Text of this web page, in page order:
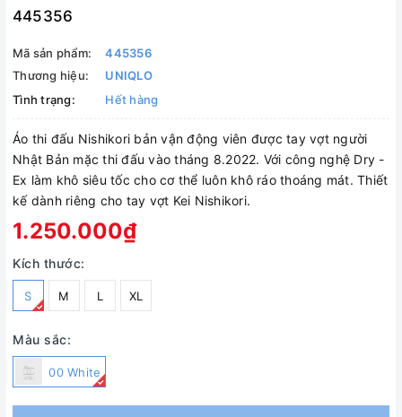
445356
Mã sản phẩm:
445356
Thương hiệu:
UNIQLO
Tình trạng:
Hết hàng
Áo thi đấu Nishikori bản vận động viên được tay vợt người
Nhật Bản mặc thi đấu vào tháng 8.2022. Với công nghệ Dry -
Ex làm khô siêu tốc cho cơ thể luôn khô ráo thoáng mát. Thiết
kế dành riêng cho tay vợt Kei Nishikori.
1.250.000₫
Kích thước:
S M L XL
Màu sắc:
00 White